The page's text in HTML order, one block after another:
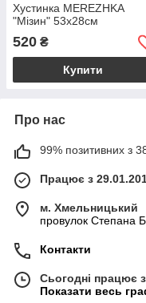
Хустинка MEREZHKA
"Мізин" 53х28см
520 ₴
Купити
Про нас
99% позитивних з
Працює з
м. Хмельницький
провулок Степана
Контакти
Сьогодні працює
Показати весь